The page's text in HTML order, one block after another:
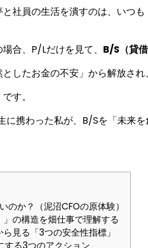
社員の生活を潰すのは、いつ
合、P/Lだけを見て、 B/S（貸
したお金の不安」から解放さ
す。
に携わった私が、B/Sを「未来
のか？（泥沼CFOの原体験）
の構造を畑仕事で理解する
見る「3つの安全性指標」
する3つのアクション